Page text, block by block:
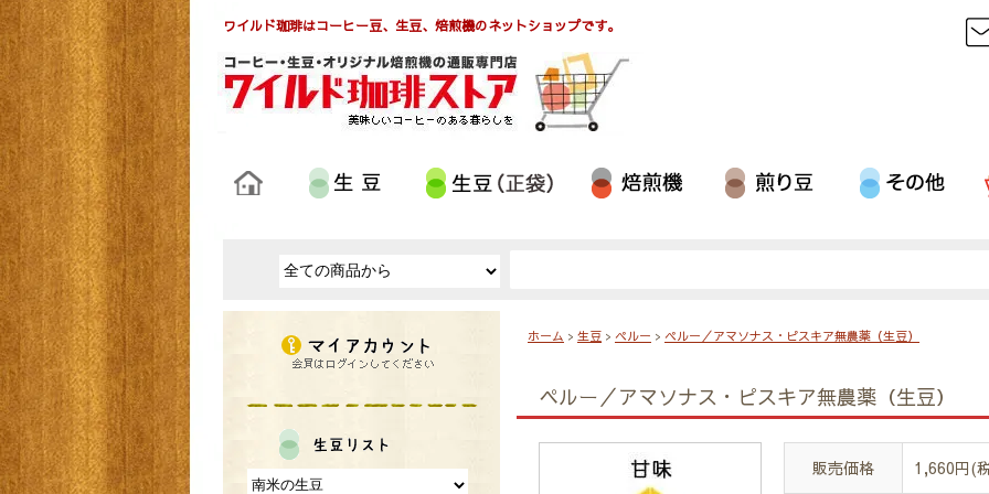
ワイルド珈琲はコーヒー豆、生豆、焙煎機のネットショップです。
ホーム > 生豆 > ペルー > ペルー／アマソナス・ピスキア無農薬（生豆）
ペルー／アマソナス・ピスキア無農薬（生豆）
販売価格 1,660円(